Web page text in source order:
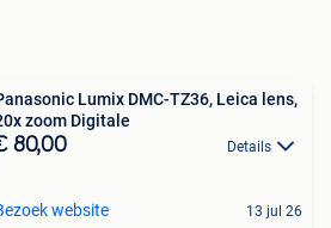
Lumix DMC-TZ36, Leica lens,
zoom Digitale
80,00 Details
website 13 jul 26